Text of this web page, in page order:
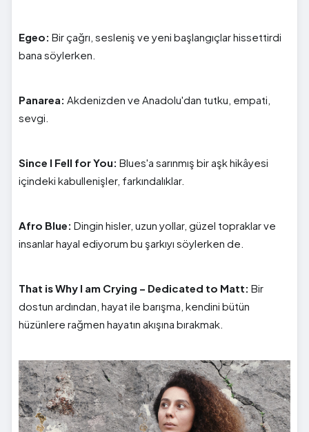
Egeo: Bir çağrı, sesleniş ve yeni başlangıçlar hissettirdi
bana söylerken.
Panarea: Akdenizden ve Anadolu'dan tutku, empati,
sevgi.
Since I Fell for You: Blues'a sarınmış bir aşk hikâyesi
içindeki kabullenişler, farkındalıklar.
Afro Blue: Dingin hisler, uzun yollar, güzel topraklar ve
insanlar hayal ediyorum bu şarkıyı söylerken de.
That is Why I am Crying – Dedicated to Matt: Bir
dostun ardından, hayat ile barışma, kendini bütün
hüzünlere rağmen hayatın akışına bırakmak.